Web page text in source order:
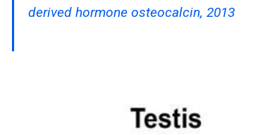
derived hormone osteocalcin, 2013